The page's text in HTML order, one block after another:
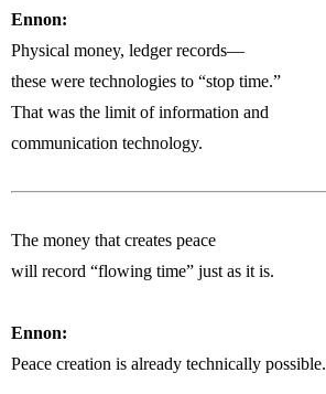
Ennon:
Physical money, ledger records—
these were technologies to “stop time.”
That was the limit of information and
communication technology.
The money that creates peace
will record “flowing time” just as it is.
Ennon:
Peace creation is already technically possible.